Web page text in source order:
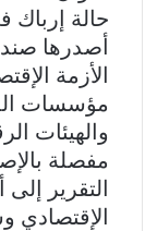
حالة إرباك
أصدرها
الأزمة
مؤسسات
والهيئات
مفصلة
التقرير
الإقتصادي